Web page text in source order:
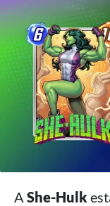
A She-Hulk